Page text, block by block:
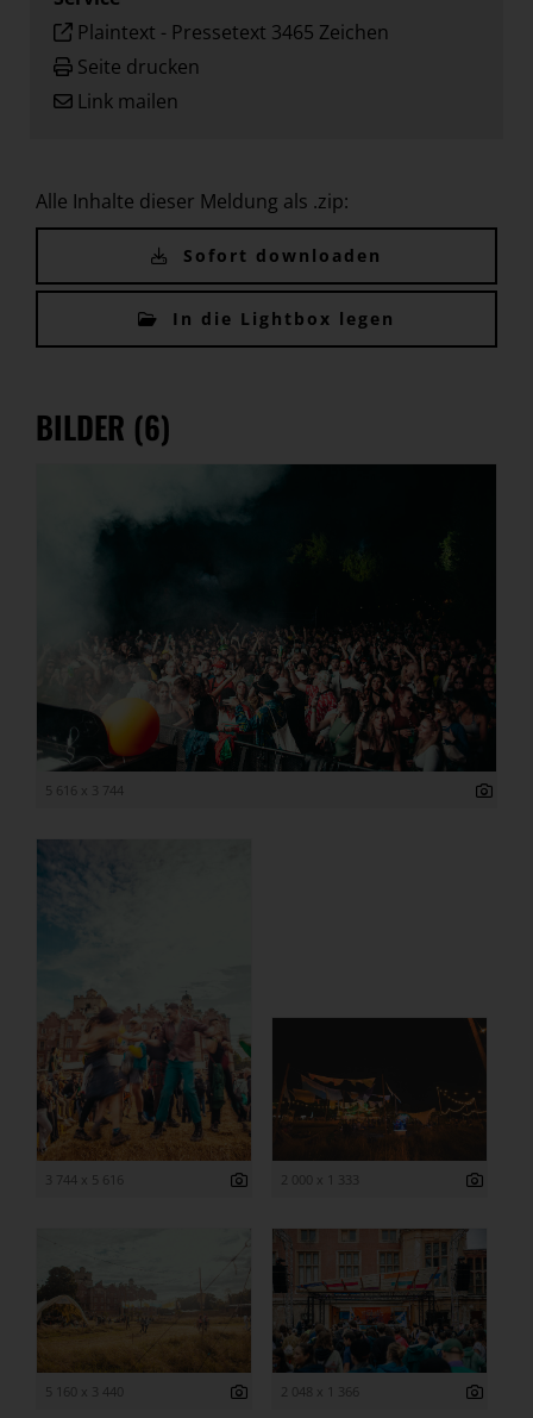
Plaintext - Pressetext 3465 Zeichen
Seite drucken
Link mailen
Alle Inhalte dieser Meldung als .zip:
Sofort downloaden
In die Lightbox legen
BILDER (6)
5 616 x 3 744
3 744 x 5 616 2 000 x 1 333
5 160 x 3 440 2 048 x 1 366